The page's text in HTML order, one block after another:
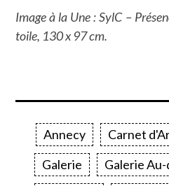
Image à la Une : SylC –
toile, 130 x 97 cm.
Annecy Carnet
Galerie
Galerie